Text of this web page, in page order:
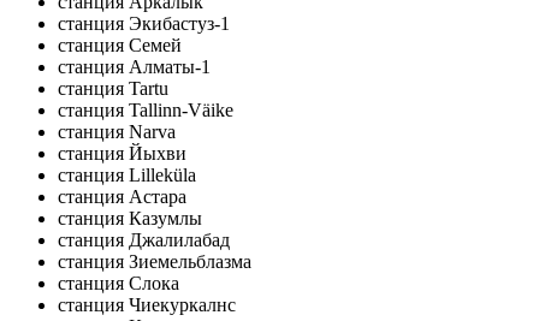
станция Экибастуз-1
станция Семей
станция Алматы-1
станция Tartu
станция Tallinn-Väike
станция Narva
станция Йыхви
станция Lilleküla
станция Астара
станция Казумлы
станция Джалилабад
станция Зиемельблазма
станция Слока
станция Чиекуркалнс